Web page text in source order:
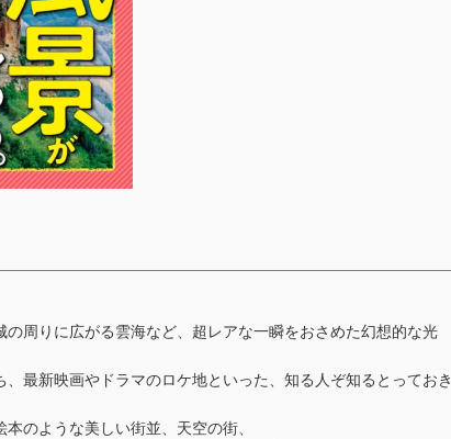
周りに広がる雲海など、超レアな一瞬をおさめた幻想的な光
最新映画やドラマのロケ地といった、知る人ぞ知るとっておき
のような美しい街並、天空の街、